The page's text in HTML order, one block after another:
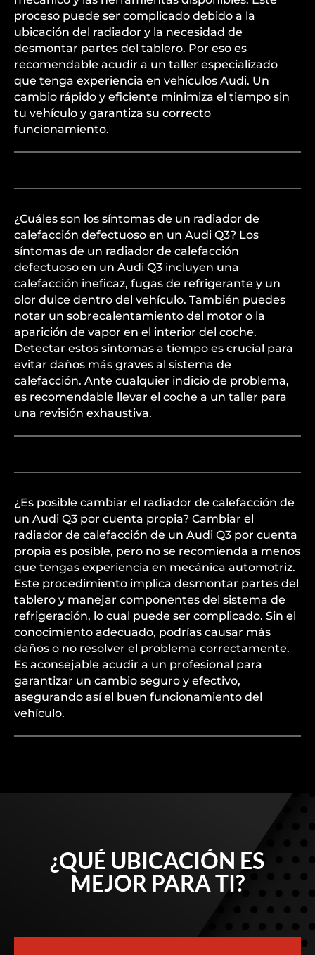
proceso puede ser complicado debido a la
ubicación del radiador y la necesidad de
desmontar partes del tablero. Por eso es
recomendable acudir a un taller especializado
que tenga experiencia en vehículos Audi. Un
cambio rápido y eficiente minimiza el tiempo sin
tu vehículo y garantiza su correcto
funcionamiento.
¿Cuáles son los síntomas de un radiador de
calefacción defectuoso en un Audi Q3? Los
síntomas de un radiador de calefacción
defectuoso en un Audi Q3 incluyen una
calefacción ineficaz, fugas de refrigerante y un
olor dulce dentro del vehículo. También puedes
notar un sobrecalentamiento del motor o la
aparición de vapor en el interior del coche.
Detectar estos síntomas a tiempo es crucial para
evitar daños más graves al sistema de
calefacción. Ante cualquier indicio de problema,
es recomendable llevar el coche a un taller para
una revisión exhaustiva.
¿Es posible cambiar el radiador de calefacción de
un Audi Q3 por cuenta propia? Cambiar el
radiador de calefacción de un Audi Q3 por cuenta
propia es posible, pero no se recomienda a menos
que tengas experiencia en mecánica automotriz.
Este procedimiento implica desmontar partes del
tablero y manejar componentes del sistema de
refrigeración, lo cual puede ser complicado. Sin el
conocimiento adecuado, podrías causar más
daños o no resolver el problema correctamente.
Es aconsejable acudir a un profesional para
garantizar un cambio seguro y efectivo,
asegurando así el buen funcionamiento del
vehículo.
¿QUÉ UBICACIÓN ES
MEJOR PARA TI?